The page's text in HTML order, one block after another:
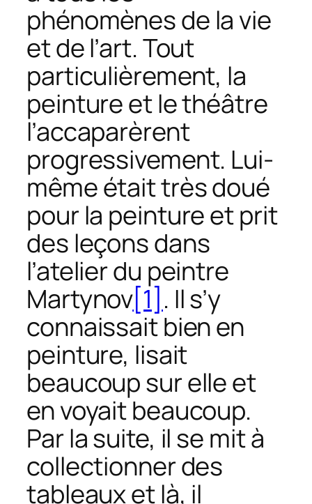
phénomènes de la vie
et de l’art. Tout
particulièrement, la
peinture et le théâtre
l’accaparèrent
progressivement. Lui-
même était très doué
pour la peinture et prit
des leçons dans
l’atelier du peintre
Martynov[1] . Il s’y
connaissait bien en
peinture, lisait
beaucoup sur elle et
en voyait beaucoup.
Par la suite, il se mit à
collectionner des
tableaux et là, il